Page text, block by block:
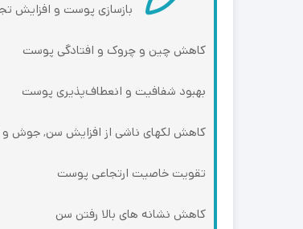
بازسازی پوست و افزایش
کاهش چین و چروک و افتادگی پوست
بهبود شفافیت و انعطاف‌پذیری پوست
کاهش لک‎های ناشی از افزایش سن, جوش و کک ومک و ..
تقویت خاصیت ارتجاعی پوست
کاهش نشانه های بالا رفتن سن